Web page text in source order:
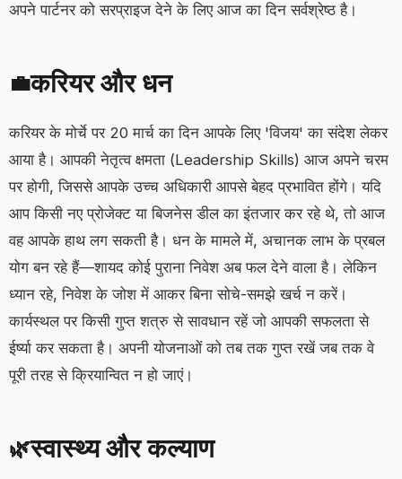
अपने पार्टनर को सरप्राइज देने के लिए आज का दिन सर्वश्रेष्ठ है।
💼करियर और धन
करियर के मोर्चे पर 20 मार्च का दिन आपके लिए 'विजय' का संदेश लेकर
आया है। आपकी नेतृत्व क्षमता (Leadership Skills) आज अपने चरम
पर होगी, जिससे आपके उच्च अधिकारी आपसे बेहद प्रभावित होंगे। यदि
आप किसी नए प्रोजेक्ट या बिजनेस डील का इंतजार कर रहे थे, तो आज
वह आपके हाथ लग सकती है। धन के मामले में, अचानक लाभ के प्रबल
योग बन रहे हैं—शायद कोई पुराना निवेश अब फल देने वाला है। लेकिन
ध्यान रहे, निवेश के जोश में आकर बिना सोचे-समझे खर्च न करें।
कार्यस्थल पर किसी गुप्त शत्रु से सावधान रहें जो आपकी सफलता से
ईर्ष्या कर सकता है। अपनी योजनाओं को तब तक गुप्त रखें जब तक वे
पूरी तरह से क्रियान्वित न हो जाएं।
🌿स्वास्थ्य और कल्याण